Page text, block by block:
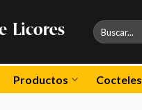
Buscar
por:
Productos Cocteles